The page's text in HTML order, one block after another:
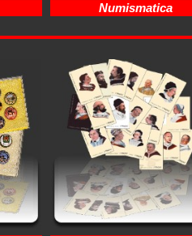
Numismatica